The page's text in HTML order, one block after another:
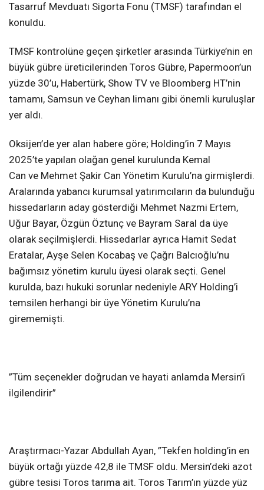
Tasarruf Mevduatı Sigorta Fonu (TMSF) tarafından el
konuldu.
TMSF kontrolüne geçen şirketler arasında Türkiye’nin en
büyük gübre üreticilerinden Toros Gübre, Papermoon’un
yüzde 30’u, Habertürk, Show TV ve Bloomberg HT’nin
tamamı, Samsun ve Ceyhan limanı gibi önemli kuruluşlar
yer aldı.
Oksijen’de yer alan habere göre; Holding’in 7 Mayıs
2025’te yapılan olağan genel kurulunda Kemal
Can ve Mehmet Şakir Can Yönetim Kurulu’na girmişlerdi.
Aralarında yabancı kurumsal yatırımcıların da bulunduğu
hissedarların aday gösterdiği Mehmet Nazmi Ertem,
Uğur Bayar, Özgün Öztunç ve Bayram Saral da üye
olarak seçilmişlerdi. Hissedarlar ayrıca Hamit Sedat
Eratalar, Ayşe Selen Kocabaş ve Çağrı Balcıoğlu’nu
bağımsız yönetim kurulu üyesi olarak seçti. Genel
kurulda, bazı hukuki sorunlar nedeniyle ARY Holding’i
temsilen herhangi bir üye Yönetim Kurulu’na
girememişti.
”Tüm seçenekler doğrudan ve hayati anlamda Mersin’i
ilgilendirir”
Araştırmacı-Yazar Abdullah Ayan, ”Tekfen holding’in en
büyük ortağı yüzde 42,8 ile TMSF oldu. Mersin’deki azot
gübre tesisi Toros tarıma ait. Toros Tarım’ın yüzde yüz